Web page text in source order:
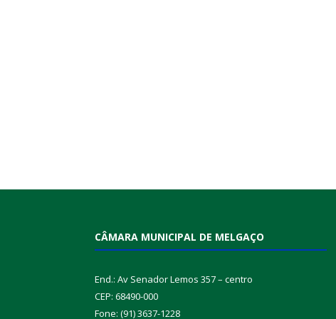
CÂMARA MUNICIPAL DE MELGAÇO
End.: Av Senador Lemos 357 – centro
CEP: 68490-000
Fone: (91) 3637-1228